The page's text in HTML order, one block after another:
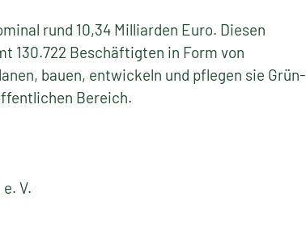
rund 10,34 Milliarden Euro. Diesen
130.722 Beschäftigten in Form von
bauen, entwickeln und pflegen sie Grün-
Bereich.
V.